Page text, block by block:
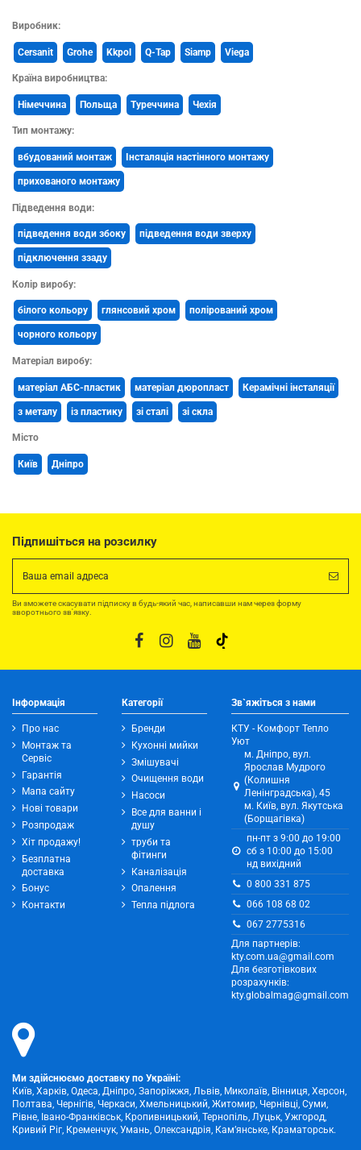
Виробник:
Cersanit Grohe Kkpol Q-Tap Siamp Viega
Країна виробництва:
Німеччина Польща Туреччина Чехія
Тип монтажу:
вбудований монтаж Інсталяція настінного монтажу
прихованого монтажу
Підведення води:
підведення води збоку підведення води зверху
підключення ззаду
Колір виробу:
білого кольору глянсовий хром полірований хром
чорного кольору
Матеріал виробу:
матеріал АБС-пластик матеріал дюропласт Керамічні інсталяції
з металу із пластику зі сталі зі скла
Місто
Київ Дніпро
Підпишіться на розсилку
Ви зможете скасувати підписку в будь-який час, написавши нам через форму
зворотнього зв'язку.
Інформація
Про нас
Монтаж та
Сервіс
Гарантія
Мапа сайту
Нові товари
Розпродаж
Хіт продажу!
Безплатна
доставка
Бонус
Контакти
Категорії
Бренди
Кухонні мийки
Змішувачі
Очищення води
Насоси
Все для ванни і
душу
труби та
фітинги
Каналізація
Опалення
Тепла підлога
Зв`яжіться з нами
КТУ - Комфорт Тепло
Уют
м. Дніпро, вул.
Ярослав Мудрого
(Колишня
Ленінградська), 45
м. Київ, вул. Якутська
(Борщагівка)
пн-пт з 9:00 до 19:00
сб з 10:00 до 15:00
нд вихідний
0 800 331 875
066 108 68 02
067 2775316
Для партнерів:
kty.com.ua@gmail.com
Для безготівкових
розрахунків:
kty.globalmag@gmail.com
Ми здійснюємо доставку по Україні:
Київ, Харків, Одеса, Дніпро, Запоріжжя, Львів, Миколаїв, Вінниця, Херсон,
Полтава, Чернігів, Черкаси, Хмельницький, Житомир, Чернівці, Суми,
Рівне, Івано-Франківськ, Кропивницький, Тернопіль, Луцьк, Ужгород,
Кривий Ріг, Кременчук, Умань, Олександрія, Кам’янське, Краматорськ.